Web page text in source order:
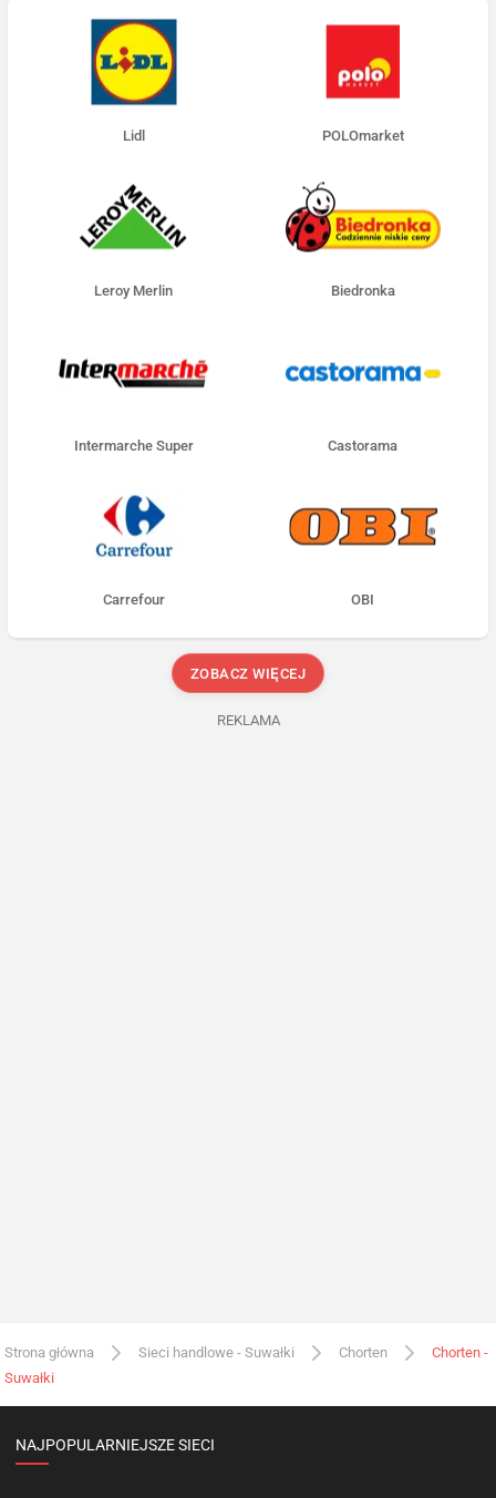
Lidl POLOmarket
Leroy Merlin Biedronka
Intermarche Super Castorama
Carrefour OBI
ZOBACZ WIĘCEJ
REKLAMA
Strona główna Sieci handlowe - Suwałki Chorten
Chorten -
Suwałki
NAJPOPULARNIEJSZE SIECI